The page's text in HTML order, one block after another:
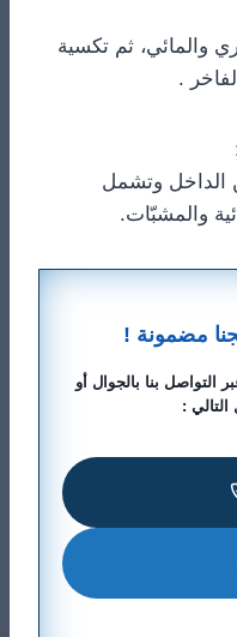
والمائي، ثم تكسية
.
الداخل وتشمل
والمشبّات.
مضمونة !
التواصل بنا بالجوال أو
: